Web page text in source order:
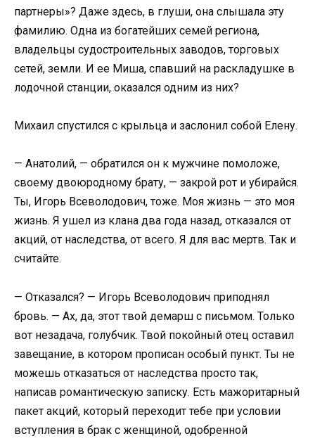
партнеры»? Даже здесь, в глуши, она слышала эту
фамилию. Одна из богатейших семей региона,
владельцы судостроительных заводов, торговых
сетей, земли. И ее Миша, спавший на раскладушке в
лодочной станции, оказался одним из них?
Михаил спустился с крыльца и заслонил собой Елену.
— Анатолий, — обратился он к мужчине помоложе,
своему двоюродному брату, — закрой рот и убирайся.
Ты, Игорь Всеволодович, тоже. Моя жизнь — это моя
жизнь. Я ушел из клана два года назад, отказался от
акций, от наследства, от всего. Я для вас мертв. Так и
считайте.
— Отказался? — Игорь Всеволодович приподнял
бровь. — Ах, да, этот твой демарш с письмом. Только
вот незадача, голубчик. Твой покойный отец оставил
завещание, в котором прописан особый пункт. Ты не
можешь отказаться от наследства просто так,
написав романтическую записку. Есть мажоритарный
пакет акций, который переходит тебе при условии
вступления в брак с женщиной, одобренной